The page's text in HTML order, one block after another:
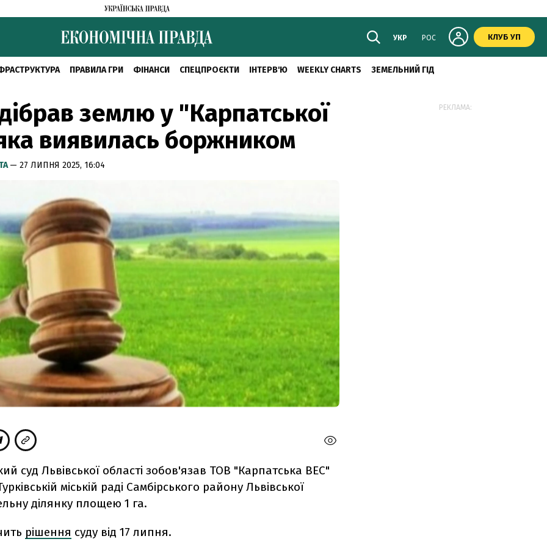
УКР РОС КЛУБ УП
ПРАВИЛА ГРИ ФІНАНСИ СПЕЦПРОЄКТИ ІНТЕРВ'Ю WEEKLY CHARTS ЗЕМЕЛЬНИЙ ГІД
землю у "Карпатської
виявилась боржником
— 27 ЛИПНЯ 2025, 16:04
суд Львівської області зобов'язав ТОВ "Карпатська ВЕС"
міській раді Самбірського району Львівської
ділянку площею 1 га.
рішення суду від 17 липня.
РЕКЛАМА: